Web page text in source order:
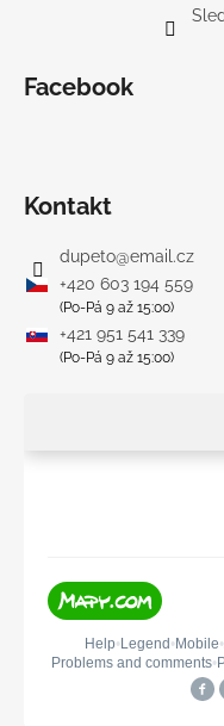
Facebook
Kontakt
dupeto@email.cz
+420 603 194 559
(Po-Pá 9 až 15:00)
+421 951 541 339
(Po-Pá 9 až 15:00)